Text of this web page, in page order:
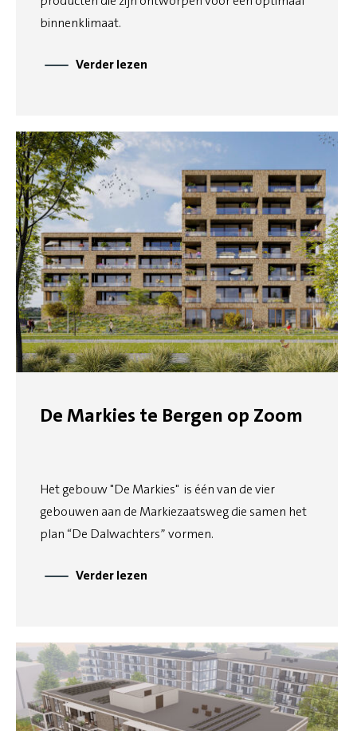
binnenklimaat.
Verder lezen
De Markies te Bergen op Zoom
Het gebouw "De Markies" is één van de vier
gebouwen aan de Markiezaatsweg die samen het
plan “De Dalwachters” vormen.
Verder lezen